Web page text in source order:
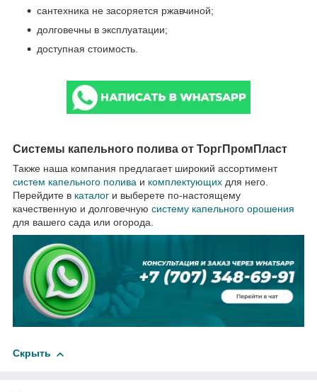
сантехника не засоряется ржавчиной;
долговечны в эксплуатации;
доступная стоимость.
Системы капельного полива от ТоргПромПласт
Также наша компания предлагает широкий ассортимент
систем капельного полива и комплектующих для него.
Перейдите в каталог и выберете по-настоящему
качественную и долговечную систему капельного орошения
для вашего сада или огорода.
Скрыть